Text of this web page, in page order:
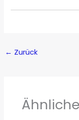
← Zurück